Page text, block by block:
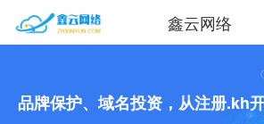
鑫云网络
品牌保护、域名投资，从注册.kh